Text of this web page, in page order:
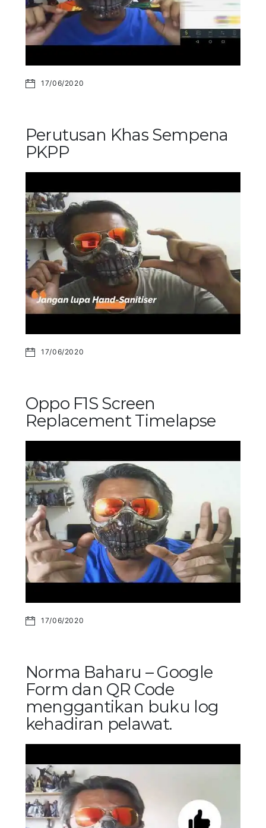
17/06/2020
Perutusan Khas Sempena
PKPP
17/06/2020
Oppo F1S Screen
Replacement Timelapse
17/06/2020
Norma Baharu – Google
Form dan QR Code
menggantikan buku log
kehadiran pelawat.